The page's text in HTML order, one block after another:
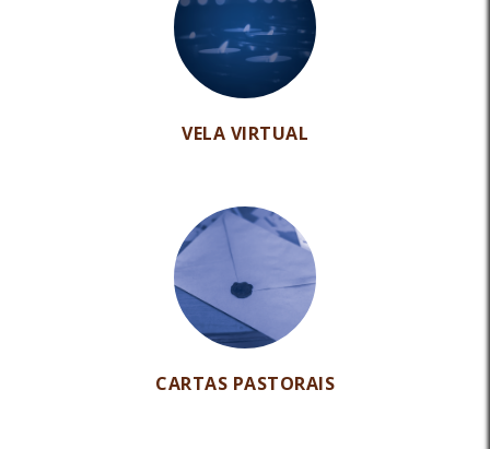
VELA VIRTUAL
CARTAS PASTORAIS